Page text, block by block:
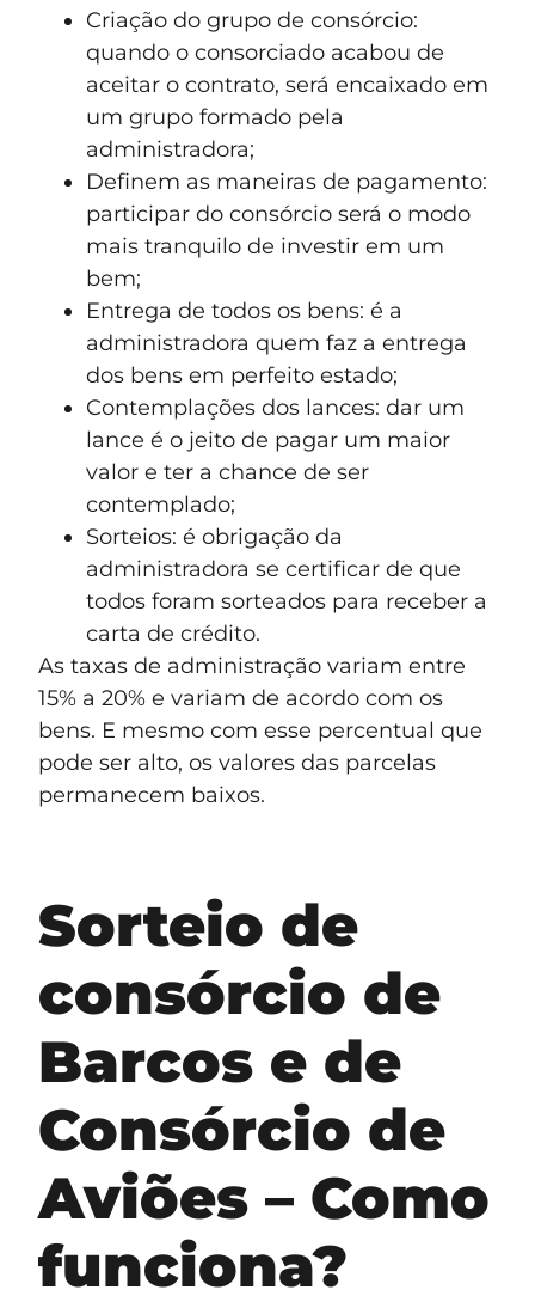
Criação do grupo de consórcio:
quando o consorciado acabou de
aceitar o contrato, será encaixado em
um grupo formado pela
administradora;
Definem as maneiras de pagamento:
participar do consórcio será o modo
mais tranquilo de investir em um
bem;
Entrega de todos os bens: é a
administradora quem faz a entrega
dos bens em perfeito estado;
Contemplações dos lances: dar um
lance é o jeito de pagar um maior
valor e ter a chance de ser
contemplado;
Sorteios: é obrigação da
administradora se certificar de que
todos foram sorteados para receber a
carta de crédito.
As taxas de administração variam entre
15% a 20% e variam de acordo com os
bens. E mesmo com esse percentual que
pode ser alto, os valores das parcelas
permanecem baixos.
Sorteio de
consórcio de
Barcos e de
Consórcio de
Aviões – Como
funciona?